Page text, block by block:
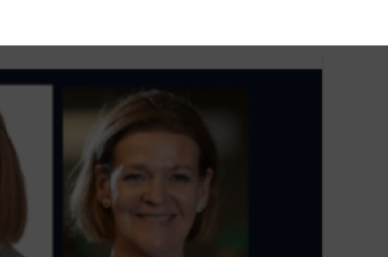
y Estocolmo